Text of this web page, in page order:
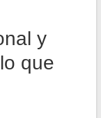
y
que